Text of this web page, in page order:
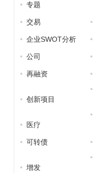
专题
交易
企业SWOT分析
公司
再融资
创新项目
医疗
可转债
增发